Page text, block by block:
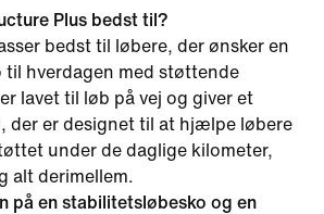
Plus bedst til?
bedst til løbere, der ønsker en
hverdagen med støttende
lavet til løb på vej og giver et
der er designet til at hjælpe løbere
under de daglige kilometer,
alt derimellem.
på en stabilitetsløbesko og en